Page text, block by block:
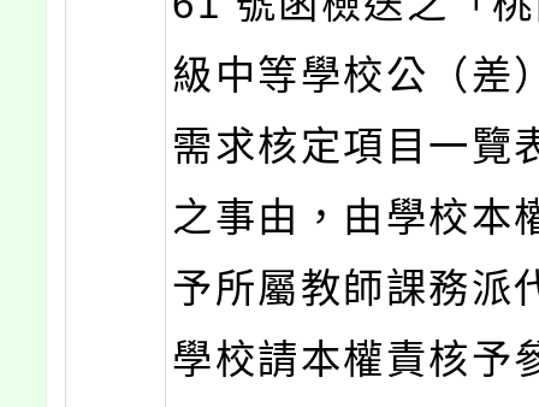
級中等學校公（差
需求核定項目一覽
之事由，由學校本
予所屬教師課務派
學校請本權責核予